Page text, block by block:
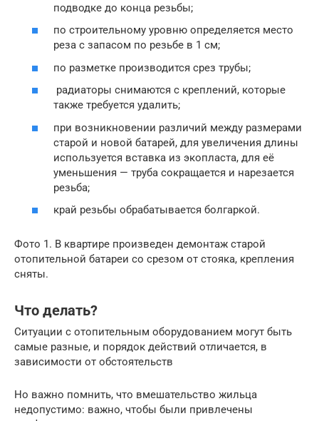
подводке до конца резьбы;
по строительному уровню определяется место
реза с запасом по резьбе в 1 см;
по разметке производится срез трубы;
радиаторы снимаются с креплений, которые
также требуется удалить;
при возникновении различий между размерами
старой и новой батарей, для увеличения длины
используется вставка из экопласта, для её
уменьшения — труба сокращается и нарезается
резьба;
край резьбы обрабатывается болгаркой.
Фото 1. В квартире произведен демонтаж старой
отопительной батареи со срезом от стояка, крепления
сняты.
Что делать?
Ситуации с отопительным оборудованием могут быть
самые разные, и порядок действий отличается, в
зависимости от обстоятельств
Но важно помнить, что вмешательство жильца
недопустимо: важно, чтобы были привлечены